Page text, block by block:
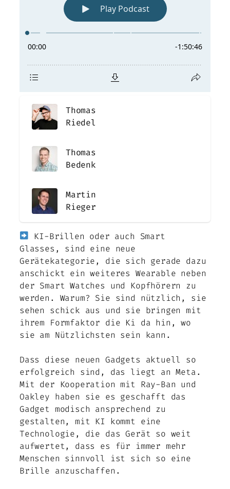
Thomas
Riedel
Thomas
Bedenk
Martin
Rieger
KI-Brillen oder auch Smart
Glasses, sind eine neue
Gerätekategorie, die sich gerade dazu
anschickt ein weiteres Wearable neben
der Smart Watches und Kopfhörern zu
werden. Warum? Sie sind nützlich, sie
sehen schick aus und sie bringen mit
ihrem Formfaktor die Ki da hin, wo
sie am Nützlichsten sein kann.
Dass diese neuen Gadgets aktuell so
erfolgreich sind, das liegt an Meta.
Mit der Kooperation mit Ray-Ban und
Oakley haben sie es geschafft das
Gadget modisch ansprechend zu
gestalten, mit KI kommt eine
Technologie, die das Gerät so weit
aufwertet, dass es für immer mehr
Menschen sinnvoll ist sich so eine
Brille anzuschaffen.